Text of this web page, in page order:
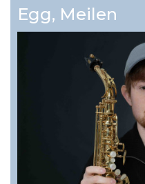
Egg, Meilen